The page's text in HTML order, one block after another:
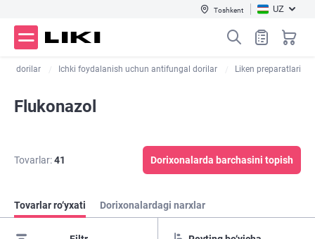
Toshkent UZ
dorilar Ichki foydalanish uchun antifungal dorilar Liken preparatlari
Flukonazol
Tovarlar:41 Dorixonalarda barchasini topish
Tovarlar ro‘yxati Dorixonalardagi narxlar